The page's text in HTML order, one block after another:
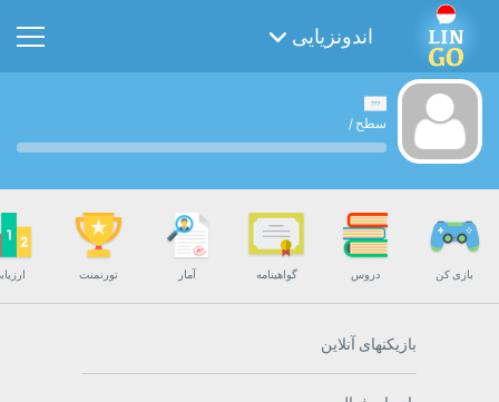
اندونزیایی
سطح /
بازی کن دروس گواهینامه آمار تورنمنت
بازیکنهای آنلاین